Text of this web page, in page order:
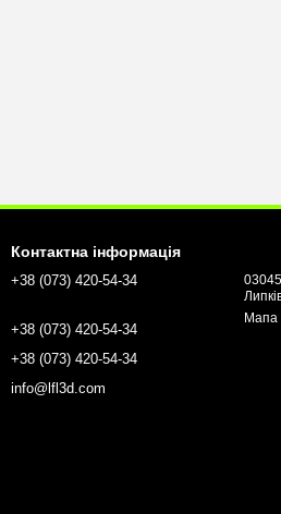
Контактна інформація
+38 (073) 420-54-34
+38 (073) 420-54-34
+38 (073) 420-54-34
info@lfl3d.com
Мапа